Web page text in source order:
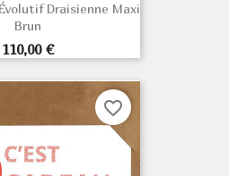
Draisienne Maxi
Brun
Prix
110,00 €
favorite_border